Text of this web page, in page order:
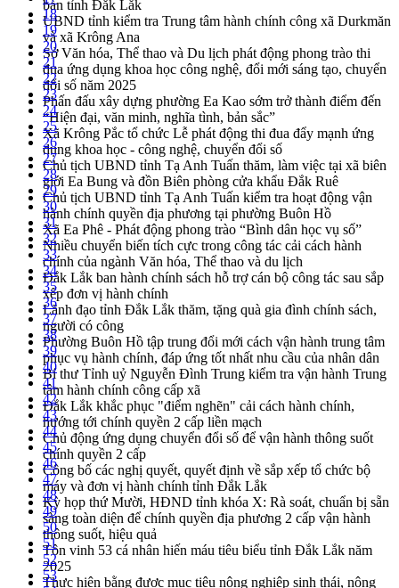
bàn tỉnh Đắk Lắk
UBND tỉnh kiểm tra Trung tâm hành chính công xã Durkmăn
và xã Krông Ana
Sở Văn hóa, Thể thao và Du lịch phát động phong trào thi
đua ứng dụng khoa học công nghệ, đổi mới sáng tạo, chuyển
đổi số năm 2025
Phấn đấu xây dựng phường Ea Kao sớm trở thành điểm đến
“Hiện đại, văn minh, nghĩa tình, bản sắc”
Xã Krông Pắc tổ chức Lễ phát động thi đua đẩy mạnh ứng
dụng khoa học - công nghệ, chuyển đổi số
Chủ tịch UBND tỉnh Tạ Anh Tuấn thăm, làm việc tại xã biên
giới Ea Bung và đồn Biên phòng cửa khẩu Đắk Ruê
Chủ tịch UBND tỉnh Tạ Anh Tuấn kiểm tra hoạt động vận
hành chính quyền địa phương tại phường Buôn Hồ
Xã Ea Phê - Phát động phong trào “Bình dân học vụ số”
Nhiều chuyển biến tích cực trong công tác cải cách hành
chính của ngành Văn hóa, Thể thao và du lịch
Đắk Lắk ban hành chính sách hỗ trợ cán bộ công tác sau sắp
xếp đơn vị hành chính
Lãnh đạo tỉnh Đắk Lắk thăm, tặng quà gia đình chính sách,
người có công
Phường Buôn Hồ tập trung đổi mới cách vận hành trung tâm
phục vụ hành chính, đáp ứng tốt nhất nhu cầu của nhân dân
Bí thư Tỉnh uỷ Nguyễn Đình Trung kiểm tra vận hành Trung
tâm hành chính công cấp xã
Đắk Lắk khắc phục "điểm nghẽn" cải cách hành chính,
hướng tới chính quyền 2 cấp liền mạch
Chủ động ứng dụng chuyển đổi số để vận hành thông suốt
chính quyền 2 cấp
Công bố các nghị quyết, quyết định về sắp xếp tổ chức bộ
máy và đơn vị hành chính tỉnh Đắk Lắk
Kỳ họp thứ Mười, HĐND tỉnh khóa X: Rà soát, chuẩn bị sẵn
sàng toàn diện để chính quyền địa phương 2 cấp vận hành
thông suốt, hiệu quả
Tôn vinh 53 cá nhân hiến máu tiêu biểu tỉnh Đắk Lắk năm
2025
Thực hiện bằng được mục tiêu nông nghiệp sinh thái, nông
18
19
20
21
22
23
24
25
26
27
28
29
30
31
32
33
34
35
36
37
38
39
40
41
42
43
44
45
46
47
48
49
50
51
52
53